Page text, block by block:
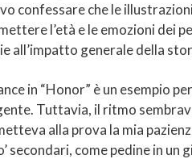
confessare che le
l’età e le emozioni dei
all’impatto generale della
in “Honor” è un esempio
Tuttavia, il ritmo
alla prova la mia
secondari, come pedine in